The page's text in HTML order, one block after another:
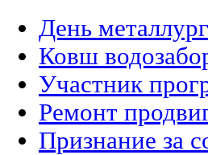
День
Ковш
Участник
Ремонт
Признание за